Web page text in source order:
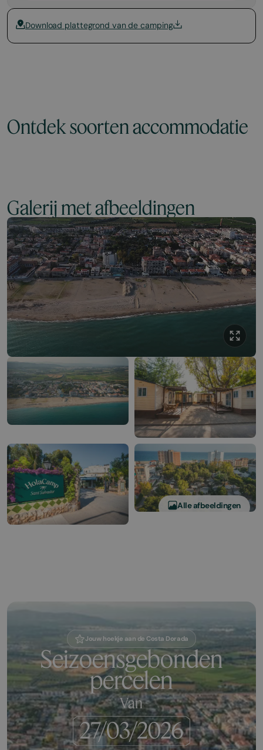
Download plattegrond van de camping
Ontdek soorten accommodatie
Galerij met afbeeldingen
Alle afbeeldingen
Jouw hoekje aan de Costa Dorada
Seizoensgebonden
percelen
Van